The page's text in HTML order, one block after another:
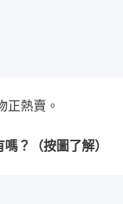
正熱賣。
？（按圖了解）